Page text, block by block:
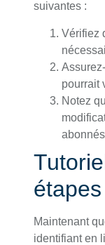
suivantes :
Vérifiez
pourrait
Notez
étapes
Maintenant
identifiant en